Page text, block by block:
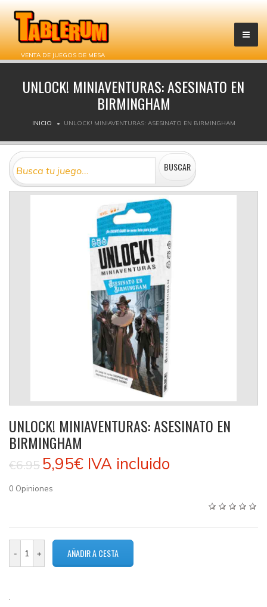
VENTA DE JUEGOS DE MESA
UNLOCK! MINIAVENTURAS: ASESINATO EN
BIRMINGHAM
INICIO UNLOCK! MINIAVENTURAS: ASESINATO EN BIRMINGHAM
UNLOCK! MINIAVENTURAS: ASESINATO EN
BIRMINGHAM
€6.95 5,95€ IVA incluido
0 Opiniones